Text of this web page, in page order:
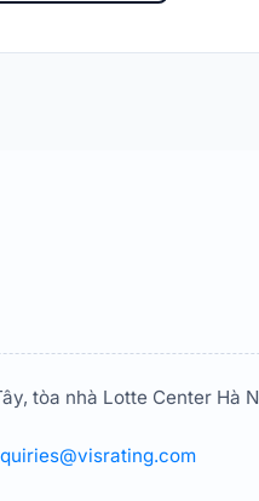
tòa nhà Lotte Center Hà